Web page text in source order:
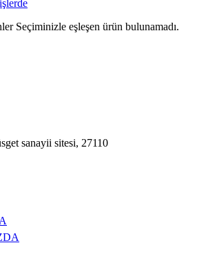
Seçiminizle eşleşen ürün bulunamadı.
sanayii sitesi, 27110